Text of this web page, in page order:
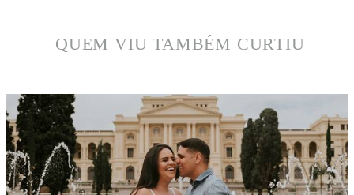
QUEM VIU TAMBÉM CURTIU